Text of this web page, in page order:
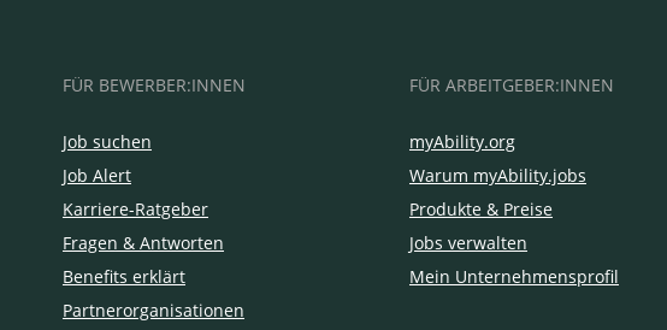
FÜR BEWERBER:INNEN
Job suchen
Job Alert
Karriere-Ratgeber
Fragen & Antworten
Benefits erklärt
Partnerorganisationen
FÜR ARBEITGEBER:INNEN
myAbility.org
Warum myAbility.jobs
Produkte & Preise
Jobs verwalten
Mein Unternehmensprofil